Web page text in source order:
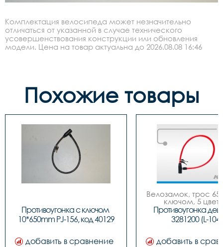
Комплектация велосипеда может незначительно
отличаться от указанной в случае технического
усовершенствования конструкции или обновления
модели. Цена на товар актуальна до 2026.08.08 16:46
Похожие товары
Противоугонка с ключом
10*650mm PJ-156, код 40129
добавить в сравнение
Велозамок, трос
ключом, 5
Противоугонка
3281200 (L-104)
добавить в